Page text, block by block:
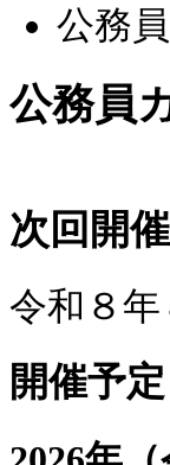
公務
公務員
次回開
令和８
開催予定